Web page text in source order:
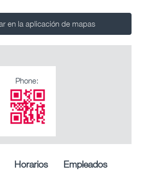
en la aplicación de mapas
Phone:
Horarios Empleados